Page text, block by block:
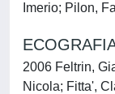
Imerio; Pilon,
2006 Feltrin,
Nicola; Fitta',